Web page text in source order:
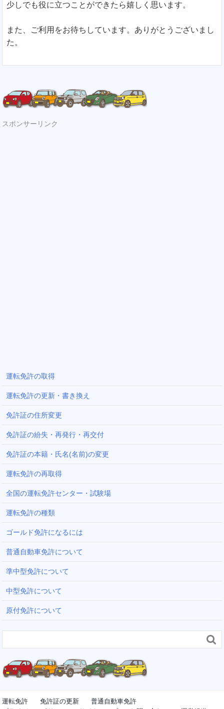
少しでも役に立つことができたら嬉しく思います。
また、ご利用をお待ちしています。ありがとうございまし
た。
スポンサーリンク
運転免許の取得
運転免許の更新・書き換え
免許証の住所変更
免許証の紛失・再発行・再交付
免許証の本籍・氏名(名前)の変更
運転免許の再取得
全国の運転免許センター・試験場
運転免許の種類
ゴールド免許になるには
普通自動車免許について
準中型免許について
中型免許について
原付免許について

運転免許 免許証の更新
普通自動車免許